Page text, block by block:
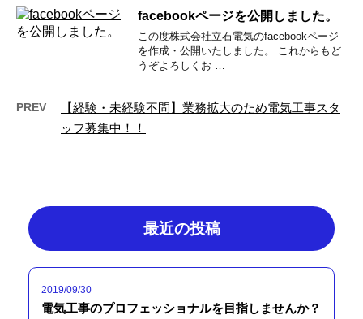
facebookページを公開しました。
この度株式会社立石電気のfacebookページ
を作成・公開いたしました。 これからもど
うぞよろしくお …
PREV
【経験・未経験不問】業務拡大のため電気工事スタ
ッフ募集中！！
最近の投稿
2019/09/30
電気工事のプロフェッショナルを目指しませんか？